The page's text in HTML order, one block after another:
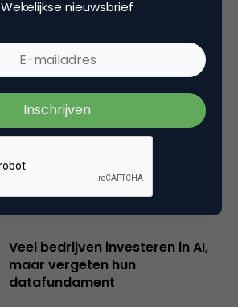
Gemeten en bewezen: zo
performancekanaal
Email Marketing Automation: dit
marketeers
Veel bedrijven investeren in AI,
maar vergeten hun
datafundament
Wekelijkse nieuwsbrief